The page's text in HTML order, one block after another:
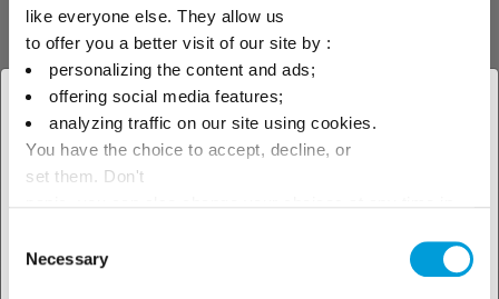
like everyone else. They allow us
to offer you a better visit of our site by :
personalizing the content and ads;
offering social media features;
analyzing traffic on our site using cookies.
You have the choice to accept, decline, or
set them. Don't
Selection
Necessary
× Schliessen
Wählen Sie Ihren geografischen
R-454B ist ein nicht azeotropes
Gemisch aus
Fluorkohlenwasserstoff (HFC)
und Fluorolefin (HFO) mit
niedrigem GWP.